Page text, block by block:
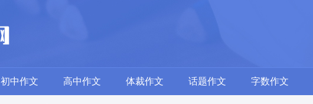
初中作文 高中作文 体裁作文 话题作文 字数作文